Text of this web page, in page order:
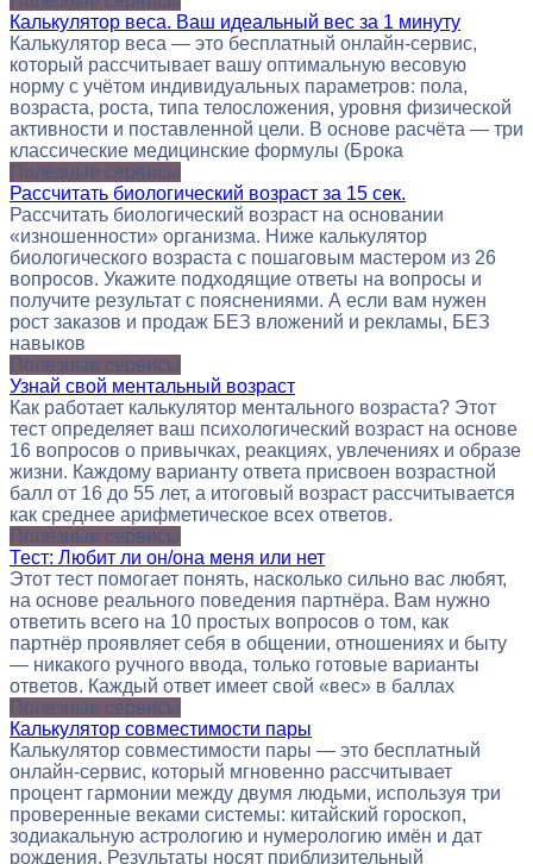
Калькулятор веса. Ваш идеальный вес за 1 минуту
Калькулятор веса — это бесплатный онлайн-сервис,
который рассчитывает вашу оптимальную весовую
норму с учётом индивидуальных параметров: пола,
возраста, роста, типа телосложения, уровня физической
активности и поставленной цели. В основе расчёта — три
классические медицинские формулы (Брока
Полезные сервисы
Рассчитать биологический возраст за 15 сек.
Рассчитать биологический возраст на основании
«изношенности» организма. Ниже калькулятор
биологического возраста с пошаговым мастером из 26
вопросов. Укажите подходящие ответы на вопросы и
получите результат с пояснениями. А если вам нужен
рост заказов и продаж БЕЗ вложений и рекламы, БЕЗ
навыков
Полезные сервисы
Узнай свой ментальный возраст
Как работает калькулятор ментального возраста? Этот
тест определяет ваш психологический возраст на основе
16 вопросов о привычках, реакциях, увлечениях и образе
жизни. Каждому варианту ответа присвоен возрастной
балл от 16 до 55 лет, а итоговый возраст рассчитывается
как среднее арифметическое всех ответов.
Полезные сервисы
Тест: Любит ли он/она меня или нет
Этот тест помогает понять, насколько сильно вас любят,
на основе реального поведения партнёра. Вам нужно
ответить всего на 10 простых вопросов о том, как
партнёр проявляет себя в общении, отношениях и быту
— никакого ручного ввода, только готовые варианты
ответов. Каждый ответ имеет свой «вес» в баллах
Полезные сервисы
Калькулятор совместимости пары
Калькулятор совместимости пары — это бесплатный
онлайн-сервис, который мгновенно рассчитывает
процент гармонии между двумя людьми, используя три
проверенные веками системы: китайский гороскоп,
зодиакальную астрологию и нумерологию имён и дат
рождения. Результаты носят приблизительный